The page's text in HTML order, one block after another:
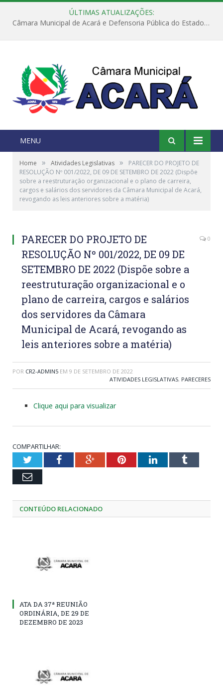
ÚLTIMAS ATUALIZAÇÕES:
Câmara Municipal de Acará e Defensoria Pública do Estado, promovem Ação Balcão de Direitos
MENU
Home » Atividades Legislativas »
PARECER DO PROJETO DE
RESOLUÇÃO Nº 001/2022, DE 09 DE SETEMBRO DE 2022 (Dispõe
sobre a reestruturação organizacional e o plano de carreira,
cargos e salários dos servidores da Câmara Municipal de Acará,
revogando as leis anteriores sobre a matéria)
PARECER DO PROJETO DE
RESOLUÇÃO Nº 001/2022, DE 09 DE
SETEMBRO DE 2022 (Dispõe sobre a
reestruturação organizacional e o
plano de carreira, cargos e salários
dos servidores da Câmara
Municipal de Acará, revogando as
leis anteriores sobre a matéria)
0
POR CR2-ADMIN5 EM 9 DE SETEMBRO DE 2022
ATIVIDADES LEGISLATIVAS, PARECERES
Clique aqui para visualizar
COMPARTILHAR:
TwitterFacebookGoogle+PinterestLinkedInTumblr
Email
CONTEÚDO RELACIONADO
ATA DA 37ª REUNIÃO
ORDINÁRIA, DE 29 DE
DEZEMBRO DE 2023